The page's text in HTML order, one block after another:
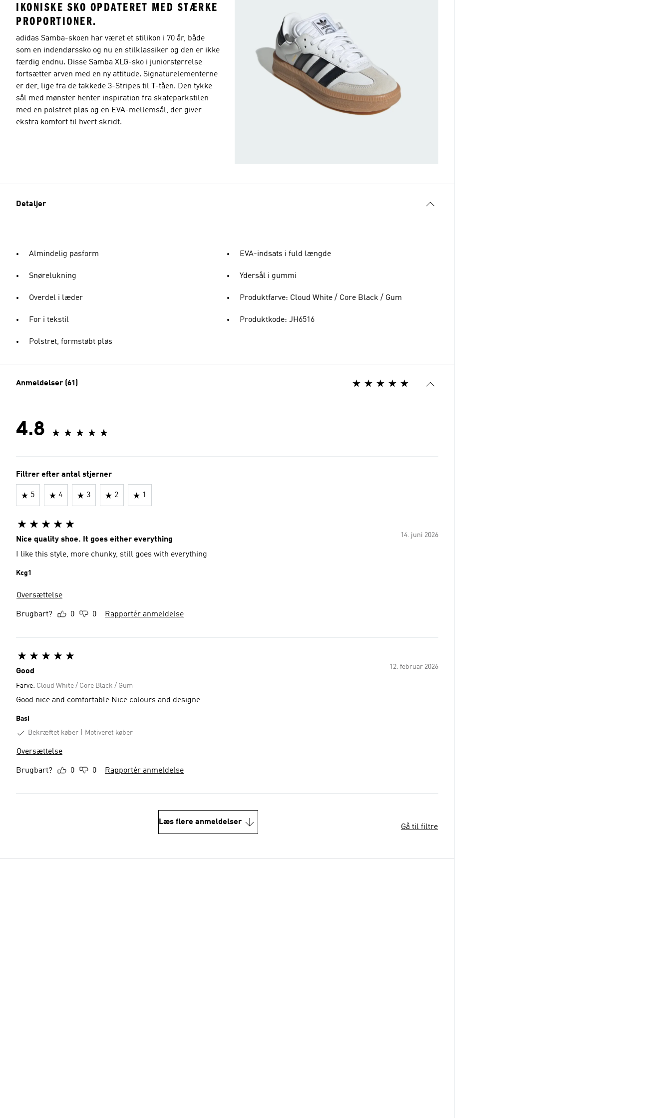
IKONISKE SKO OPDATERET MED STÆRKE
PROPORTIONER.
adidas Samba-skoen har været et stilikon i 70 år, både
som en indendørssko og nu en stilklassiker og den er ikke
færdig endnu. Disse Samba XLG-sko i juniorstørrelse
fortsætter arven med en ny attitude. Signaturelementerne
er der, lige fra de takkede 3-Stripes til T-tåen. Den tykke
sål med mønster henter inspiration fra skateparkstilen
med en polstret pløs og en EVA-mellemsål, der giver
ekstra komfort til hvert skridt.
Detaljer
Almindelig pasform
Snørelukning
Overdel i læder
For i tekstil
Polstret, formstøbt pløs
EVA-indsats i fuld længde
Ydersål i gummi
Produktfarve: Cloud White / Core Black / Gum
Produktkode: JH6516
Anmeldelser (61)
4.8
Filtrer efter antal stjerner
5 4 3 2 1
14. juni 2026
Nice quality shoe. It goes either everything
I like this style, more chunky, still goes with everything
Kcg1
Oversættelse
Brugbart? 0 0 Rapportér anmeldelse
12. februar 2026
Good
Farve: Cloud White / Core Black / Gum
Good nice and comfortable Nice colours and designe
Basi
Bekræftet køber
Motiveret køber
Oversættelse
Brugbart? 0 0 Rapportér anmeldelse
Læs flere anmeldelser
Gå til filtre